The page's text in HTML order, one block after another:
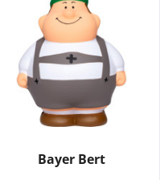
Bayer Bert